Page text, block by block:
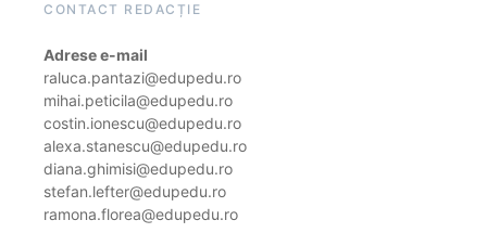
CONTACT REDACȚIE
Adrese e-mail
raluca.pantazi@edupedu.ro
mihai.peticila@edupedu.ro
costin.ionescu@edupedu.ro
alexa.stanescu@edupedu.ro
diana.ghimisi@edupedu.ro
stefan.lefter@edupedu.ro
ramona.florea@edupedu.ro